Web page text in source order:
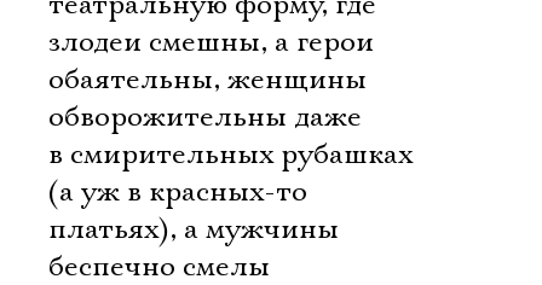
злодеи смешны, а герои
обаятельны, женщины
обворожительны даже
в смирительных рубашках
(а уж в красных-то
платьях), а мужчины
беспечно смелы